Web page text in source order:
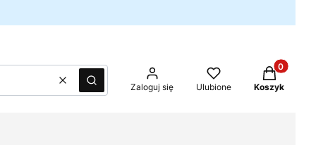
WyczyśćSzukaj Zaloguj się Ulubione
Produkty w
Koszyk